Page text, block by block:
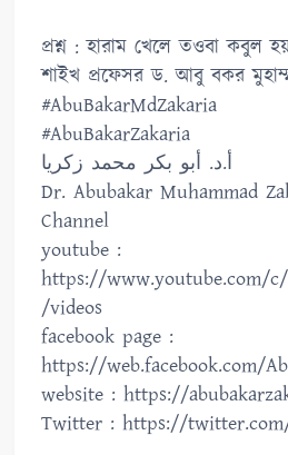
প্রশ্ন : হারাম খেলে তওবা কবুল
শাইখ প্রফেসর ড. আবু বকর
#AbuBakarMdZakaria
#AbuBakarZakaria
أ.د. أبو بكر محمد زكريا
Dr. Abubakar Muhammad
Channel
youtube :
https://www.youtube.com/c/
/videos
facebook page :
https://web.facebook.com/
website : https://
Twitter : https://